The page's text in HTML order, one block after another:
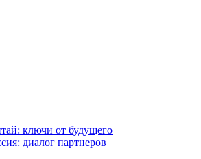
ключи от будущего
диалог партнеров